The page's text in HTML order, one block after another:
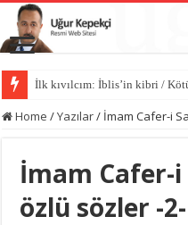
İlk kıvılcım: İblis’in kibri /
Home /Yazılar/ İmam Cafer-i
İmam Cafer-i
özlü sözler -2-